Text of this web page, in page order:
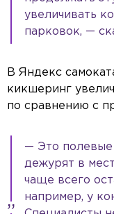
увеличивать
парковок, —
В Яндекс
кикшеринг
по сравнению с
— Это полевые
дежурят в
чаще всего
например, у